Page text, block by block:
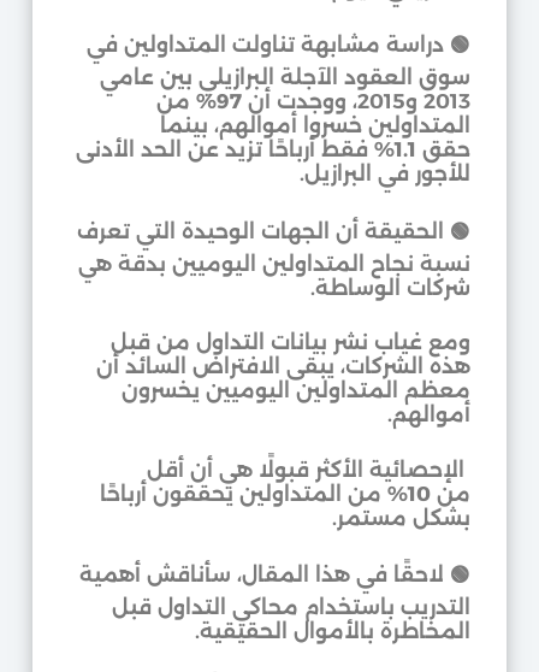
🟢 دراسة مشابهة تناولت المتداولين في
سوق العقود الآجلة البرازيلي بين عامي
2013 و2015، ووجدت أن
97%
من
المتداولين خسروا أموالهم، بينما
حقق 1.1%
فقط أرباحًا تزيد عن الحد الأدنى
للأجور في البرازيل.
🟢 الحقيقة أن الجهات الوحيدة التي تعرف
نسبة نجاح المتداولين اليوميين بدقة هي
شركات الوساطة.
ومع غياب نشر بيانات التداول من قبل
هذه الشركات، يبقى الافتراض السائد أن
معظم المتداولين اليوميين يخسرون
أموالهم.
الإحصائية الأكثر قبولًا هي أن أقل
من 10%
من المتداولين يحققون أرباحًا
بشكل مستمر.
🟢 لاحقًا في هذا المقال، سأناقش أهمية
التدريب باستخدام محاكي التداول قبل
المخاطرة بالأموال الحقيقية.